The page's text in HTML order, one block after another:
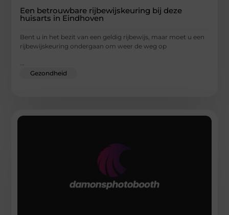
Een betrouwbare rijbewijskeuring bij deze
huisarts in Eindhoven
Bent u in het bezit van een geldig rijbewijs, maar moet u een
rijbewijskeuring ondergaan om weer de weg op
Gezondheid